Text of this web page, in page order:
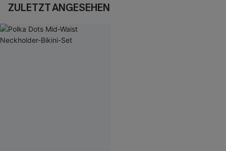
ZULETZT ANGESEHEN